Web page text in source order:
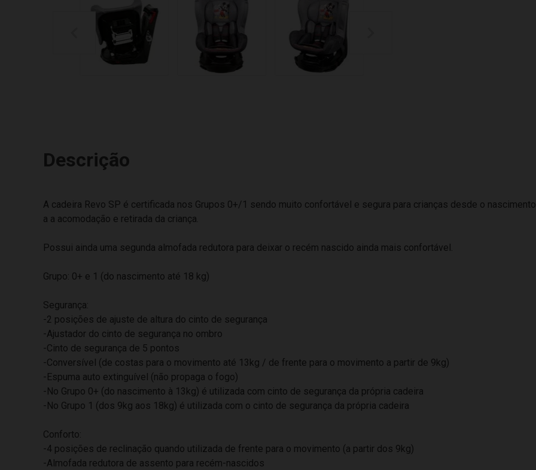
Descrição
A cadeira Revo SP é certificada nos Grupos 0+/1 sendo muito confortável e segura para crianças desde o
a a acomodação e retirada da criança.
Possui ainda uma segunda almofada redutora para deixar o recém nascido ainda mais confortável.
Grupo: 0+ e 1 (do nascimento até 18 kg)
Segurança:
-2 posições de ajuste de altura do cinto de segurança
-Ajustador do cinto de segurança no ombro
-Cinto de segurança de 5 pontos
-Conversível (de costas para o movimento até 13kg / de frente para o movimento a partir de 9kg)
-Espuma auto extinguível (não propaga o fogo)
-No Grupo 0+ (do nascimento à 13kg) é utilizada com cinto de segurança da própria cadeira
-No Grupo 1 (dos 9kg aos 18kg) é utilizada com o cinto de segurança da própria cadeira
Conforto:
-4 posições de reclinação quando utilizada de frente para o movimento (a partir dos 9kg)
-Almofada redutora de assento para recém-nascidos